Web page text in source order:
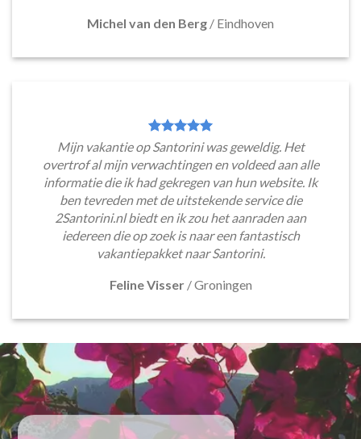
Michel van den Berg / Eindhoven
Mijn vakantie op Santorini was geweldig. Het
overtrof al mijn verwachtingen en voldeed aan alle
informatie die ik had gekregen van hun website. Ik
ben tevreden met de uitstekende service die
2Santorini.nl biedt en ik zou het aanraden aan
iedereen die op zoek is naar een fantastisch
vakantiepakket naar Santorini.
Feline Visser /Groningen